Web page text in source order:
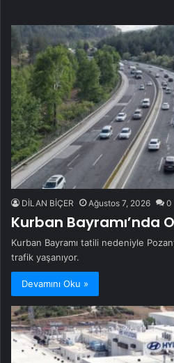
DİLAN BİÇER Ağustos 7, 2026 0
Kurban Bayramı’nda
Kurban Bayramı tatili nedeniyle
trafik yaşanıyor.
Devamını Oku »